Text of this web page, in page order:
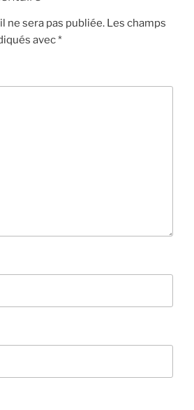
ne sera pas publiée. Les champs
avec*